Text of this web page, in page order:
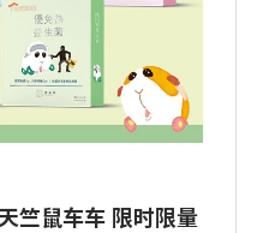
竺鼠车车 限时限量